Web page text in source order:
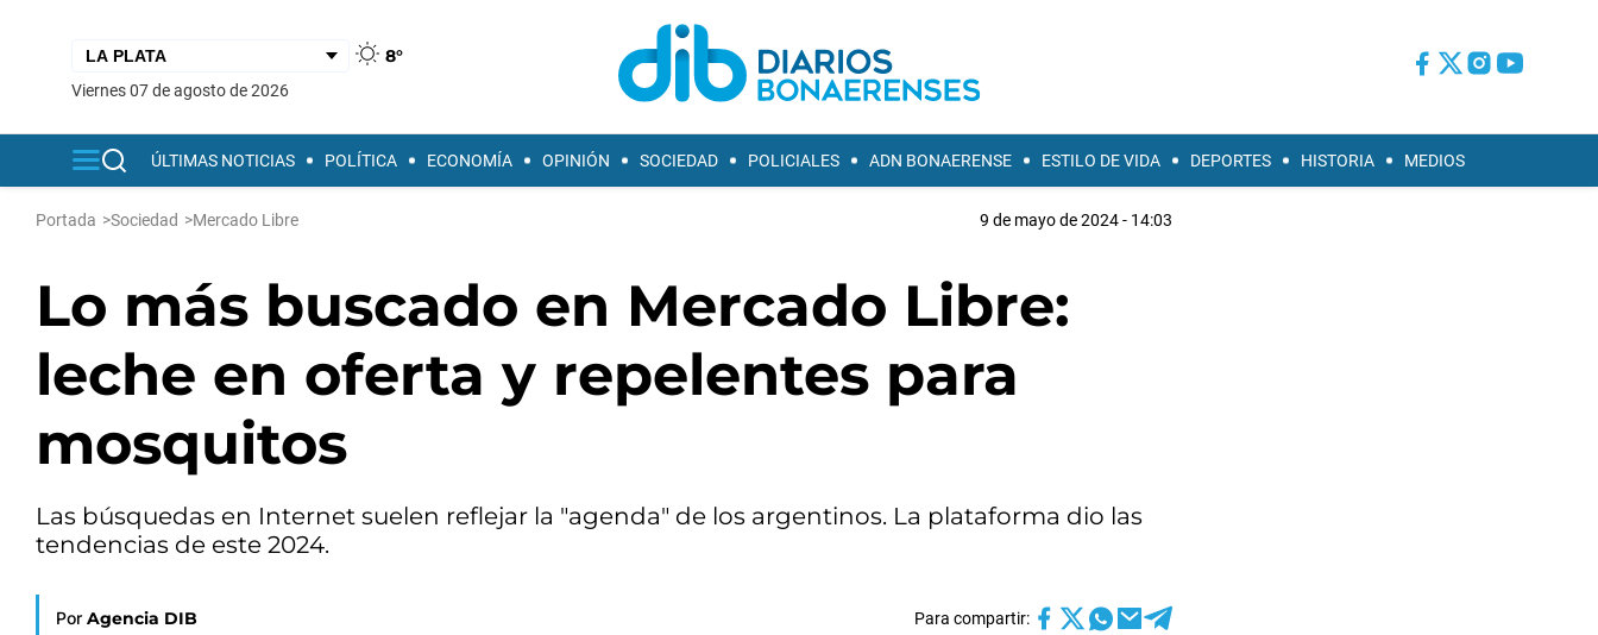
8°
viernes 07 de agosto de 2026
ÚLTIMAS NOTICIAS POLÍTICA ECONOMÍA OPINIÓN SOCIEDAD POLICIALES ADN BONAERENSE ESTILO DE VIDA DEPORTES HISTORIA MEDIOS
Portada >Sociedad >Mercado Libre 9 de mayo de 2024 - 14:03
Lo más buscado en Mercado Libre:
leche en oferta y repelentes para
mosquitos
Las búsquedas en Internet suelen reflejar la "agenda" de los argentinos. La plataforma dio las
tendencias de este 2024.
Por Agencia DIB Para compartir: